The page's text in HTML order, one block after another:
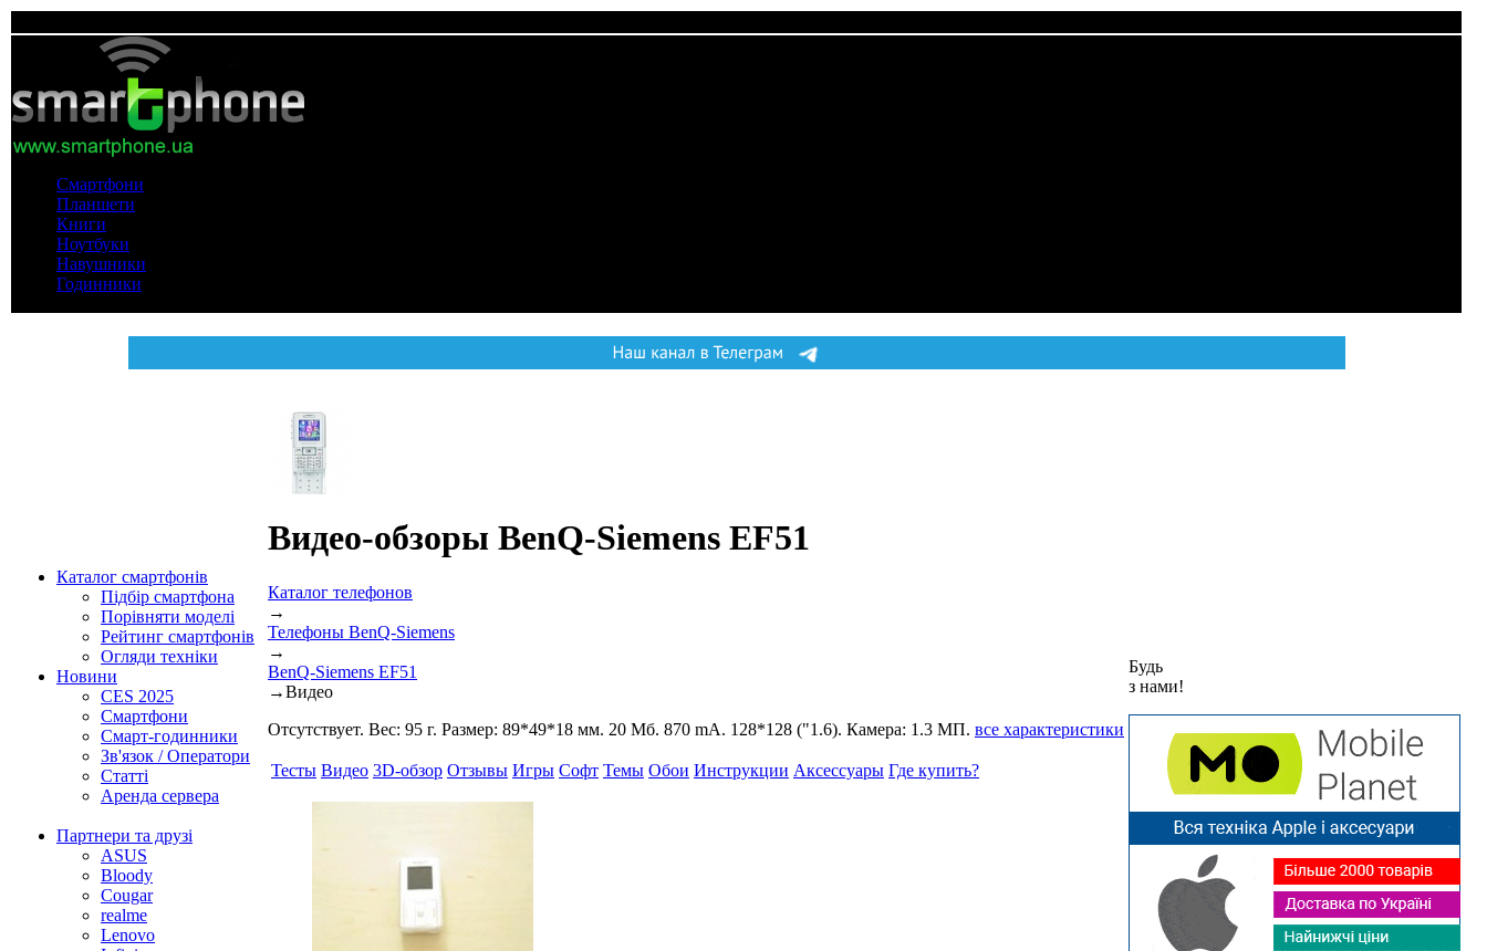
Смартфони
Планшети
Книги
Ноутбуки
Навушники
Годинники
Каталог смартфонів
Підбір смартфона
Порівняти моделі
Рейтинг смартфонів
Огляди техніки
Новини
CES 2025
Смартфони
Смарт-годинники
Зв'язок / Оператори
Статті
Аренда сервера
Партнери та друзі
ASUS
Bloody
Cougar
realme
Lenovo
Видео-обзоры BenQ-Siemens EF51
Каталог телефонов
→
Телефоны BenQ-Siemens
→
BenQ-Siemens EF51
→Видео
Отсутствует. Вес: 95 г. Размер: 89*49*18 мм. 20 Мб. 870 mA. 128*128 ("1.6). Камера: 1.3 МП. все характеристики
Тесты Видео 3D-обзор Отзывы Игры Софт Темы Обои Инструкции Аксессуары Где купить?
Будь
з нами!